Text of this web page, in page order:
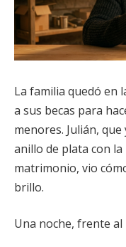
La familia quedó en
a sus becas para
menores. Julián,
anillo de plata con
matrimonio, vio
brillo.
Una noche, frente